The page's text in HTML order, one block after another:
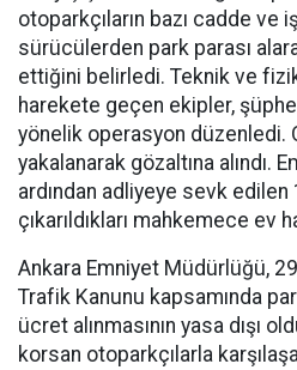
otoparkçıların bazı cadde ve
sürücülerden park parası
ettiğini belirledi. Teknik ve
harekete geçen ekipler,
yönelik operasyon düzenledi.
yakalanarak gözaltına alındı.
ardından adliyeye sevk edilen
çıkarıldıkları mahkemece ev
Ankara Emniyet Müdürlüğü,
Trafik Kanunu kapsamında
ücret alınmasının yasa dışı
korsan otoparkçılarla